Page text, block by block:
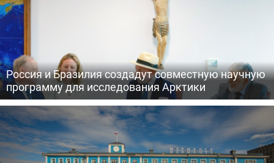
Россия и Бразилия создадут совместную научную
программу для исследования Арктики